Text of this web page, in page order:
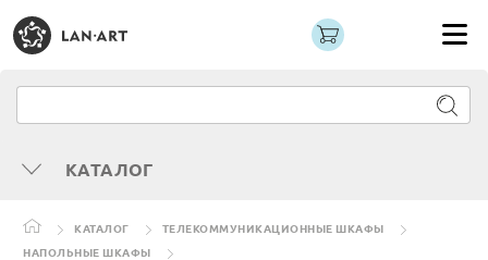
КАТАЛОГ
КАТАЛОГ
ТЕЛЕКОММУНИКАЦИОННЫЕ ШКАФЫ
НАПОЛЬНЫЕ ШКАФЫ